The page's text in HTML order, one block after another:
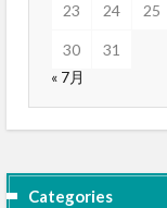
23 24 25
30
31
« 7月
Categories